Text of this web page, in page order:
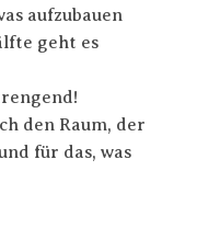
aufzubauen
geht es
den Raum, der
für das, was